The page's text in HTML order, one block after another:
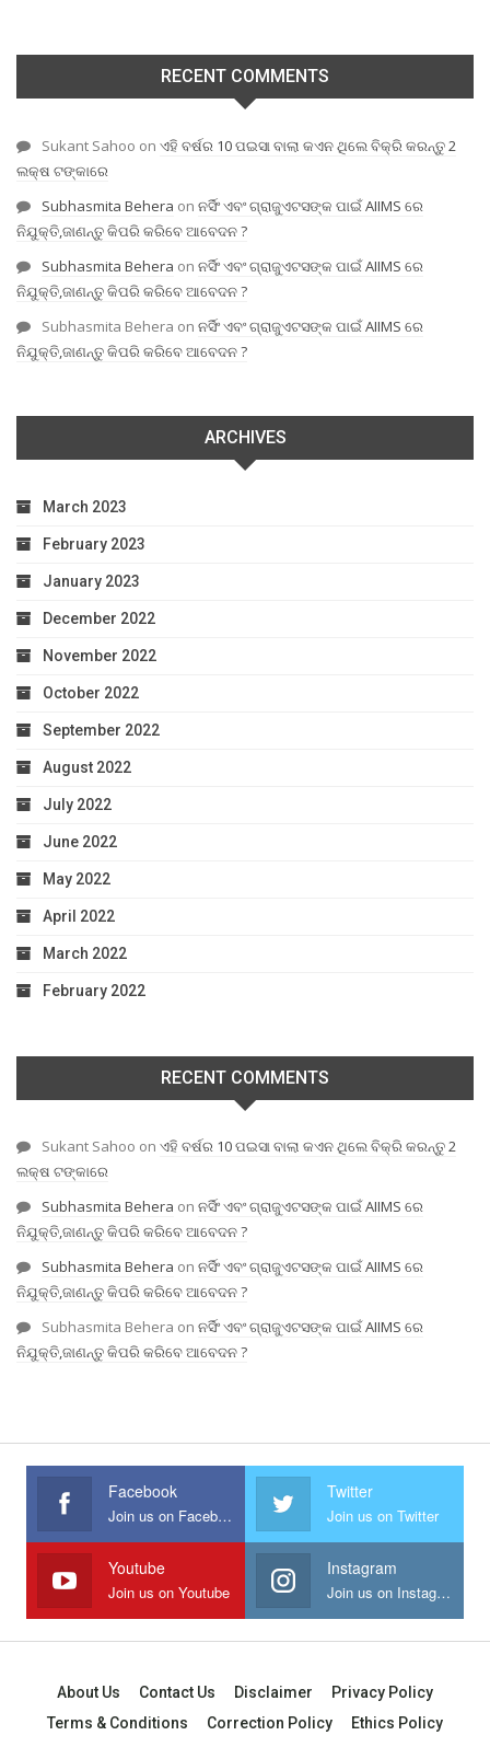
RECENT COMMENTS
Sukant Sahoo on ଏହି ବର୍ଷର 10 ପଇସା ବାଲା କଏନ ଥିଲେ ବିକ୍ରି କରନ୍ତୁ 2
ଲକ୍ଷ ଟଙ୍କାରେ
Subhasmita Behera on ନର୍ସିଂ ଏବଂ ଗ୍ରାଜୁଏଟସଙ୍କ ପାଇଁ AIIMS ରେ
ନିଯୁକ୍ତି,ଜାଣନ୍ତୁ କିପରି କରିବେ ଆବେଦନ ?
Subhasmita Behera on ନର୍ସିଂ ଏବଂ ଗ୍ରାଜୁଏଟସଙ୍କ ପାଇଁ AIIMS ରେ
ନିଯୁକ୍ତି,ଜାଣନ୍ତୁ କିପରି କରିବେ ଆବେଦନ ?
Subhasmita Behera on ନର୍ସିଂ ଏବଂ ଗ୍ରାଜୁଏଟସଙ୍କ ପାଇଁ AIIMS ରେ
ନିଯୁକ୍ତି,ଜାଣନ୍ତୁ କିପରି କରିବେ ଆବେଦନ ?
ARCHIVES
March 2023
February 2023
January 2023
December 2022
November 2022
October 2022
September 2022
August 2022
July 2022
June 2022
May 2022
April 2022
March 2022
February 2022
RECENT COMMENTS
Sukant Sahoo on ଏହି ବର୍ଷର 10 ପଇସା ବାଲା କଏନ ଥିଲେ ବିକ୍ରି କରନ୍ତୁ 2
ଲକ୍ଷ ଟଙ୍କାରେ
Subhasmita Behera on ନର୍ସିଂ ଏବଂ ଗ୍ରାଜୁଏଟସଙ୍କ ପାଇଁ AIIMS ରେ
ନିଯୁକ୍ତି,ଜାଣନ୍ତୁ କିପରି କରିବେ ଆବେଦନ ?
Subhasmita Behera on ନର୍ସିଂ ଏବଂ ଗ୍ରାଜୁଏଟସଙ୍କ ପାଇଁ AIIMS ରେ
ନିଯୁକ୍ତି,ଜାଣନ୍ତୁ କିପରି କରିବେ ଆବେଦନ ?
Subhasmita Behera on ନର୍ସିଂ ଏବଂ ଗ୍ରାଜୁଏଟସଙ୍କ ପାଇଁ AIIMS ରେ
ନିଯୁକ୍ତି,ଜାଣନ୍ତୁ କିପରି କରିବେ ଆବେଦନ ?
Facebook
Join us on Facebook
Twitter
Join us on Twitter
Youtube
Join us on Youtube
Instagram
Join us on Instagram
About Us Contact Us Disclaimer
Privacy Policy
Terms & Conditions
Correction Policy
Ethics Policy